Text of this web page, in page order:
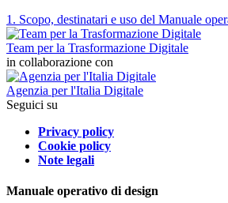
1. Scopo, destinatari e uso del Manuale
Team per la Trasformazione Digitale
in collaborazione con
Agenzia per l'Italia Digitale
Seguici su
Privacy policy
Cookie policy
Note legali
Manuale operativo di design